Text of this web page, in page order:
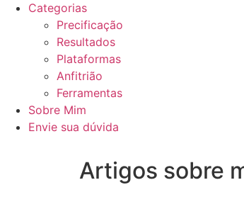
Categorias
Precificação
Resultados
Plataformas
Anfitrião
Ferramentas
Sobre Mim
Envie sua dúvida
Artigos sobre